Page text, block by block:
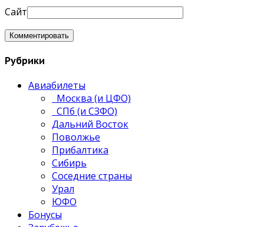
Сайт
Рубрики
Авиабилеты
Москва (и ЦФО)
СПб (и СЗФО)
Дальний Восток
Поволжье
Прибалтика
Сибирь
Соседние страны
Урал
ЮФО
Бонусы